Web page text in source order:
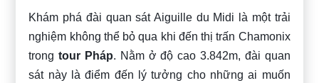
Khám phá đài quan sát Aiguille du Midi là một trải
nghiệm không thể bỏ qua khi đến thị trấn Chamonix
trongtour Pháp. Nằm ở độ cao 3.842m, đài quan
sát này là điểm đến lý tưởng cho những ai muốn